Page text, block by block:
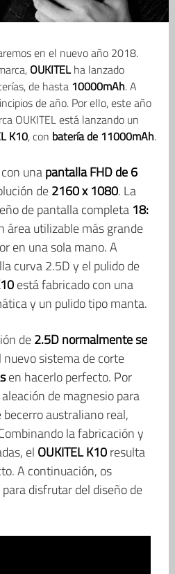
en el nuevo año 2018.
OUKITELha lanzado
de hasta 10000mAh. A
de año. Por ello, este año
OUKITEL está lanzando un
K10, con batería de 11000mAh.
unapantalla FHD de 6
de2160 x 1080. La
de pantalla completa 18:
área utilizable más grande
en una sola mano. A
curva 2.5D y el pulido de
está fabricado con una
y un pulido tipo manta.
de2.5D normalmente se
nuevo sistema de corte
en hacerlo perfecto. Por
de magnesio para
australiano real,
la fabricación y
el OUKITEL K10resulta
A continuación, os
disfrutar del diseño de